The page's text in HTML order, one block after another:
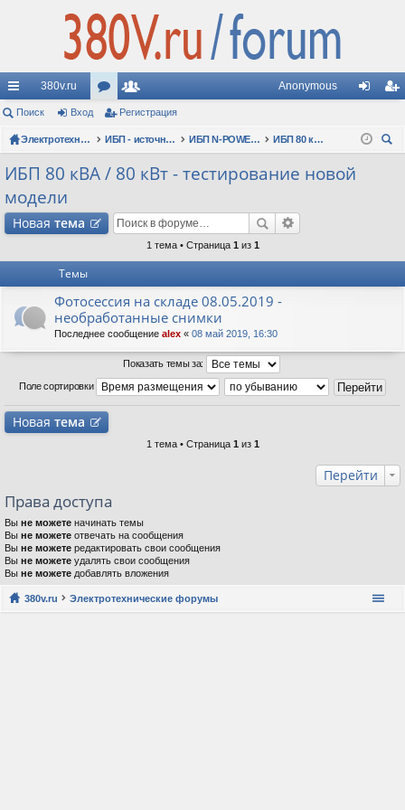
с
ы
лк
и
380v.ru
ор
ум
ол
ьз
ов
ел
Anonymous
д ис
Поиск Вход Регистрация
Электротехнические форумы ИБП - источники бесперебойного питания ИБП N-POWER: новые модели (презентации, фотосессии, обзоры)
ИБП 80 кВА / 80 кВт - тестирование новой модели
ИБП 80 кВА / 80 кВт - тестирование новой
модели
Новая тема
1 тема • Страница 1 из 1
Темы
Фотосессия на складе 08.05.2019 -
необработанные снимки
Последнее сообщение alex « 08 май 2019, 16:30
Показать темы за:
Поле сортировки
Новая тема
1 тема • Страница 1 из 1
Перейти
Права доступа
Вы не можете начинать темы
Вы не можете отвечать на сообщения
Вы не можете редактировать свои сообщения
Вы не можете удалять свои сообщения
Вы не можете добавлять вложения
380v.ru Электротехнические форумы